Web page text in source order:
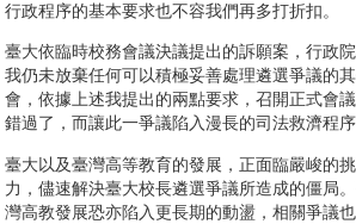
行政程序的基本要求也不容我們再多打折扣。
臺大依臨時校務會議決議提出的訴願案，行政
我仍未放棄任何可以積極妥善處理遴選爭議的
會，依據上述我提出的兩點要求，召開正式會
錯過了，而讓此一爭議陷入漫長的司法救濟程
臺大以及臺灣高等教育的發展，正面臨嚴峻的
力，儘速解決臺大校長遴選爭議所造成的僵局
灣高教發展恐亦陷入更長期的動盪，相關爭議